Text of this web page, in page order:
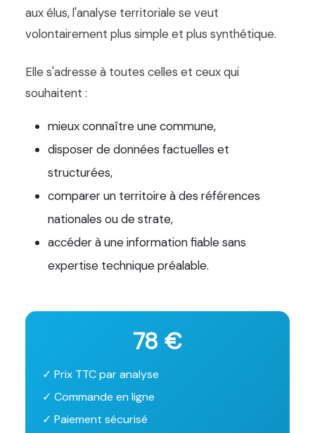
aux élus, l'analyse territoriale se veut
volontairement plus simple et plus synthétique.
Elle s'adresse à toutes celles et ceux qui
souhaitent :
mieux connaître une commune,
disposer de données factuelles et
structurées,
comparer un territoire à des références
nationales ou de strate,
accéder à une information fiable sans
expertise technique préalable.
78 €
✓ Prix TTC par analyse
✓ Commande en ligne
✓ Paiement sécurisé